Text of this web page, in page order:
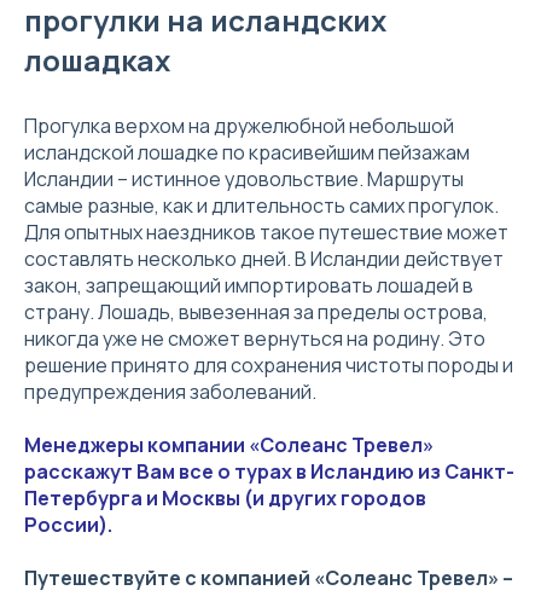
прогулки на исландских
лошадках
Прогулка верхом на дружелюбной небольшой
исландской лошадке по красивейшим пейзажам
Исландии – истинное удовольствие. Маршруты
самые разные, как и длительность самих прогулок.
Для опытных наездников такое путешествие может
составлять несколько дней. В Исландии действует
закон, запрещающий импортировать лошадей в
страну. Лошадь, вывезенная за пределы острова,
никогда уже не сможет вернуться на родину. Это
решение принято для сохранения чистоты породы и
предупреждения заболеваний.
Менеджеры компании «Солеанс Тревел»
расскажут Вам все о турах в Исландию из Санкт-
Петербурга и Москвы (и других городов
России).
Путешествуйте с компанией «Солеанс Тревел» –